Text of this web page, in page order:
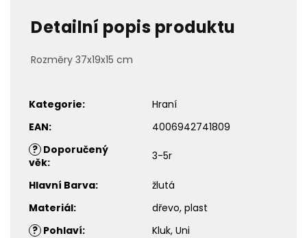
Detailní popis produktu
Rozměry 37x19x15 cm
Kategorie:
Hraní
EAN:
4006942741809
? Doporučený
věk: 3-5r
Hlavní Barva:
žlutá
Materiál:
dřevo, plast
? Pohlaví:
Kluk, Uni